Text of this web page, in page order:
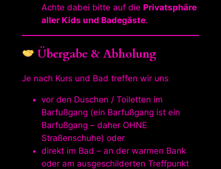
Achte dabei bitte auf die Privatsphäre
aller Kids und Badegäste.
Übergabe & Abholung
Je nach Kurs und Bad treffen wir uns
vor den Duschen / Toiletten im
Barfußgang (ein Barfußgang ist ein
Barfußgang – daher OHNE
Straßenschuhe) oder
direkt im Bad – an der warmen Bank
oder am ausgeschilderten Treffpunkt